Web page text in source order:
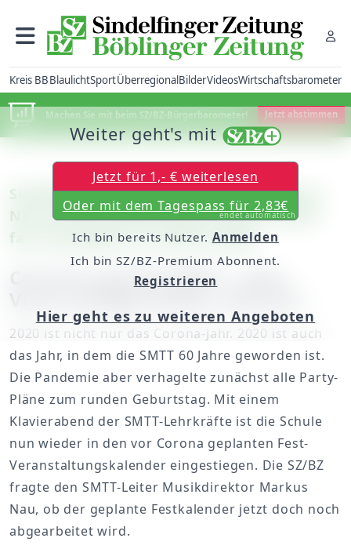
Kreis BBBlaulichtSportÜberregionalBilderVideosWirtschaftsbarometer
Machen Sie mit beim SZ/BZ-Bürgerbarometer! Jetzt abstimmen
Sindelfingen: Stadtmusikdirektor Markus
Nau will das Jubiläumsjahr 60 Jahre SMTT
fast wie geplant zu Ende bringen
Corona und die SMTT: „Das
2020 ist nicht nur das Corona-Jahr. 2020 ist auch
das Jahr, in dem die SMTT 60 Jahre geworden ist.
Die Pandemie aber verhagelte zunächst alle Party-
Pläne zum runden Geburtstag. Mit einem
Klavierabend der SMTT-Lehrkräfte ist die Schule
nun wieder in den vor Corona geplanten Fest-
Veranstaltungskalender eingestiegen. Die SZ/BZ
fragte den SMTT-Leiter Musikdirektor Markus
Nau, ob der geplante Festkalender jetzt doch noch
abgearbeitet wird.
Weiter geht's mit
Jetzt für 1,- € weiterlesen
Oder mit dem Tagespass für 2,83€
endet automatisch
Ich bin bereits Nutzer. Anmelden
Ich bin SZ/BZ-Premium Abonnent.
Registrieren
Hier geht es zu weiteren Angeboten